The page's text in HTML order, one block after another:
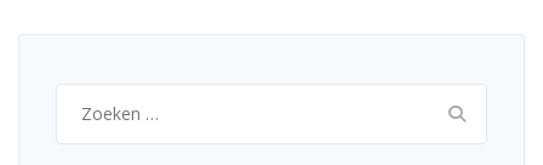
naar: